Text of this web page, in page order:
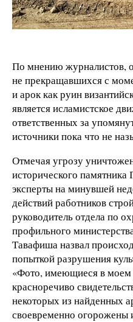
По мнению журналистов,
не прекращавшихся с
и арок как руин
является исламистское
ответственных за
источники пока что не
Отмечая угрозу
исторического
эксперты на минувшей
действий работников
руководитель отдела по
профильного
Тавафиша назвал
попыткой разрушения
«Фото, имеющиеся в
красноречиво
некоторых из найденных
своевременно